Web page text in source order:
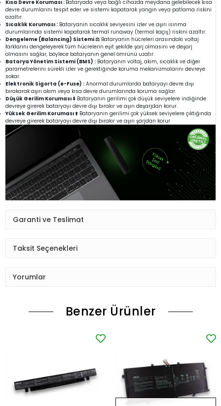
Kısa Devre Koruması : Bataryada veya bağlı cihazda meydana gelebilecek kısa
devre durumlarını tespit eder ve sistemi kapatarak yangın veya patlama riskini
azaltır.
Sıcaklık Koruması : Bataryanın sıcaklık seviyesini izler ve aşırı ısınma
durumlarında sistemi kapatarak termal runaway (termal kaçış) riskini azaltır.
Dengeleme (Balancing) Sistemi ⚖️ Bataryanın hücreleri arasındaki voltaj
farklarını dengeleyerek tüm hücrelerin eşit şekilde şarj olmasını ve deşarj
olmasını sağlar, böylece bataryanın genel ömrünü uzatır.
Batarya Yönetim Sistemi (BMS) : Bataryanın voltaj, akım, sıcaklık ve diğer
parametrelerini sürekli izler ve gerektiğinde koruma mekanizmalarını devreye
sokar.
Elektronik Sigorta (e-Fuse) : Anormal durumlarda bataryayı devre dışı
bırakarak aşırı akım veya kısa devre durumlarında koruma sağlar.
Düşük Gerilim Koruması ⬇️ Bataryanın gerilimi çok düşük seviyelere indiğinde
devreye girerek bataryayı devre dışı bırakır ve aşırı deşarjdan korur.
Yüksek Gerilim Koruması ⬆️ Bataryanın gerilimi çok yüksek seviyelere çıktığında
devreye girerek bataryayı devre dışı bırakır ve aşırı şarjdan korur
Garanti ve Teslimat
Taksit Seçenekleri
Yorumlar
Benzer Ürünler